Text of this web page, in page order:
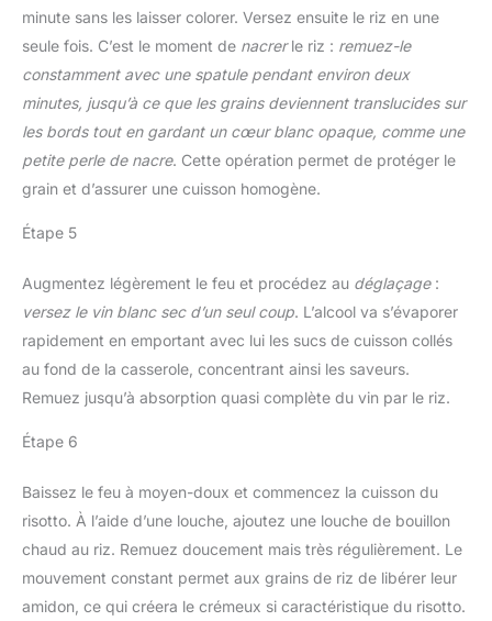
minute sans les laisser colorer. Versez ensuite le riz en une
seule fois. C’est le moment de nacrerle riz : remuez-le
constamment avec une spatule pendant environ deux
minutes, jusqu’à ce que les grains deviennent translucides sur
les bords tout en gardant un cœur blanc opaque, comme une
petite perle de nacre. Cette opération permet de protéger le
grain et d’assurer une cuisson homogène.
Étape 5
Augmentez légèrement le feu et procédez au déglaçage:
versez le vin blanc sec d’un seul coup. L’alcool va s’évaporer
rapidement en emportant avec lui les sucs de cuisson collés
au fond de la casserole, concentrant ainsi les saveurs.
Remuez jusqu’à absorption quasi complète du vin par le riz.
Étape 6
Baissez le feu à moyen-doux et commencez la cuisson du
risotto. À l’aide d’une louche, ajoutez une louche de bouillon
chaud au riz. Remuez doucement mais très régulièrement. Le
mouvement constant permet aux grains de riz de libérer leur
amidon, ce qui créera le crémeux si caractéristique du risotto.